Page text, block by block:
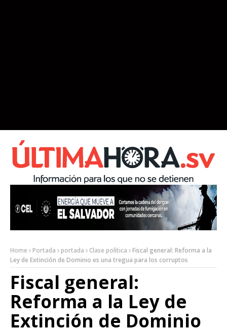
Home Portada portada Clase política
Fiscal general: Reforma a la
Ley de Extinción de Dominio es una tregua para los corruptos
Fiscal general:
Reforma a la Ley de
Extinción de Dominio